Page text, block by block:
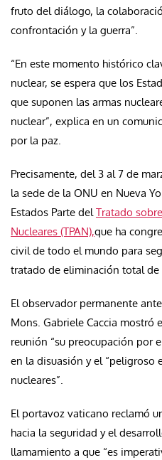
fruto del diálogo, la
confrontación y la guerra”.
“En este momento histórico
nuclear, se espera que los
que suponen las armas
nuclear”, explica en un
por la paz.
Precisamente, del 3 al 7 de
la sede de la ONU en Nueva
Estados Parte delTratado
Nucleares (TPAN),que ha
civil de todo el mundo para
tratado de eliminación total de
El observador permanente
Mons. Gabriele Caccia mostró
reunión “su preocupación por
en la disuasión y el “peligroso
nucleares”.
El portavoz vaticano reclamó
hacia la seguridad y el
llamamiento a que “es